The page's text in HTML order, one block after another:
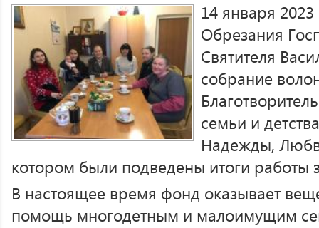
14 января
Обрезания
Святителя
собрание
семьи и
Надежды,
котором были подведены итоги работы
В настоящее время фонд оказывает
помощь многодетным и малоимущим